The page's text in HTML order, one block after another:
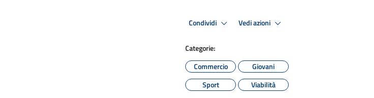
Condividi Vedi azioni
Categorie:
Commercio
Giovani
Sport
Viabilità